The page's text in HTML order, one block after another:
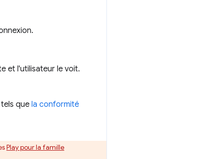
et l'utilisateur le voit.
que la conformité
Play pour la famille